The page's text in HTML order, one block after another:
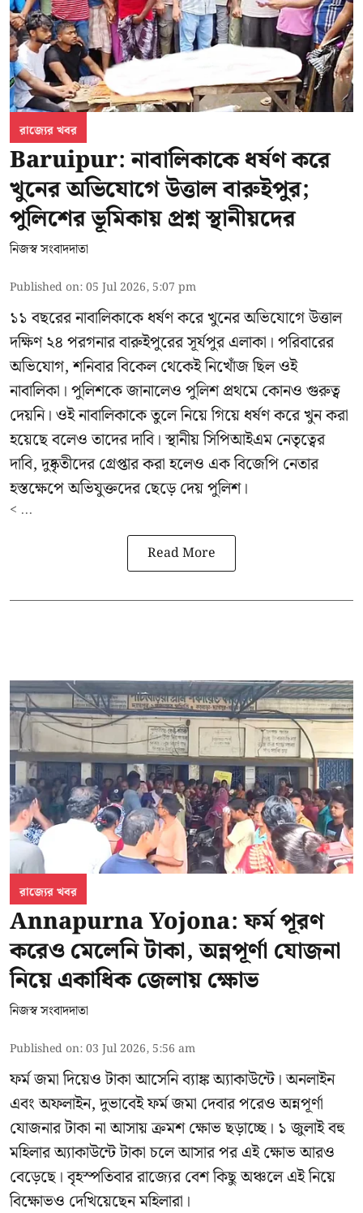
রাজ্যের খবর
Baruipur: নাবালিকাকে ধর্ষণ করে
খুনের অভিযোগে উত্তাল বারুইপুর;
পুলিশের ভূমিকায় প্রশ্ন স্থানীয়দের
নিজস্ব সংবাদদাতা
Published on:05 Jul 2026, 5:07 pm
১১ বছরের নাবালিকাকে ধর্ষণ করে খুনের অভিযোগে উত্তাল
দক্ষিণ ২৪ পরগনার বারুইপুরের সূর্যপুর এলাকা। পরিবারের
অভিযোগ, শনিবার বিকেল থেকেই নিখোঁজ ছিল ওই
নাবালিকা। পুলিশকে জানালেও পুলিশ প্রথমে কোনও গুরুত্ব
দেয়নি। ওই নাবালিকাকে তুলে নিয়ে গিয়ে ধর্ষণ করে খুন করা
হয়েছে বলেও তাদের দাবি। স্থানীয় সিপিআইএম নেতৃত্বের
দাবি, দুষ্কৃতীদের গ্রেপ্তার করা হলেও এক বিজেপি নেতার
হস্তক্ষেপে অভিযুক্তদের ছেড়ে দেয় পুলিশ।
< ...
Read More
রাজ্যের খবর
Annapurna Yojona: ফর্ম পূরণ
করেও মেলেনি টাকা, অন্নপূর্ণা যোজনা
নিয়ে একাধিক জেলায় ক্ষোভ
নিজস্ব সংবাদদাতা
Published on:03 Jul 2026, 5:56 am
ফর্ম জমা দিয়েও টাকা আসেনি ব্যাঙ্ক অ্যাকাউন্টে। অনলাইন
এবং অফলাইন, দুভাবেই ফর্ম জমা দেবার পরেও অন্নপূর্ণা
যোজনার টাকা না আসায় ক্রমশ ক্ষোভ ছড়াচ্ছে। ১ জুলাই বহু
মহিলার অ্যাকাউন্টে টাকা চলে আসার পর এই ক্ষোভ আরও
বেড়েছে। বৃহস্পতিবার রাজ্যের বেশ কিছু অঞ্চলে এই নিয়ে
বিক্ষোভও দেখিয়েছেন মহিলারা।